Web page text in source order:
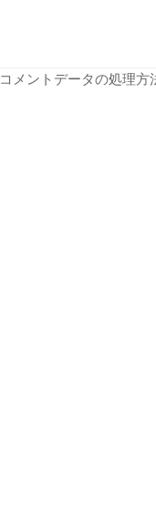
コメントデータの処理